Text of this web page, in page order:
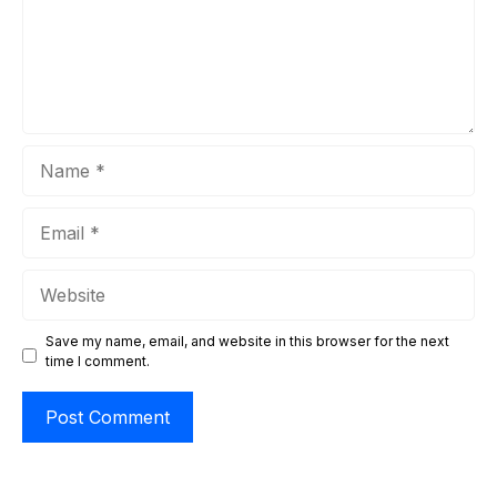
Save my name, email, and website in this browser for the next
time I comment.